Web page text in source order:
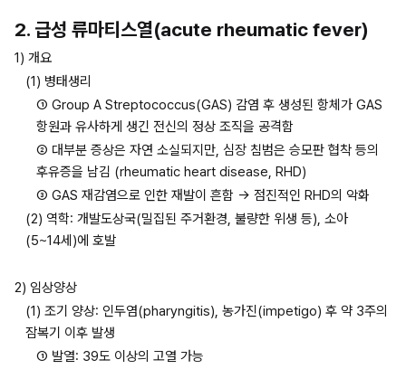
2. 급성 류마티스열(acute rheumatic fever)
1) 개요
(1) 병태생리
① Group A Streptococcus(GAS) 감염 후 생성된 항체가 GAS
항원과 유사하게 생긴 전신의 정상 조직을 공격함
② 대부분 증상은 자연 소실되지만, 심장 침범은 승모판 협착 등의
후유증을 남김 (rheumatic heart disease, RHD)
③ GAS 재감염으로 인한 재발이 흔함 → 점진적인 RHD의 악화
(2) 역학: 개발도상국(밀집된 주거환경, 불량한 위생 등), 소아
(5~14세)에 호발
2) 임상양상
(1) 조기 양상: 인두염(pharyngitis), 농가진(impetigo) 후 약 3주의
잠복기 이후 발생
① 발열: 39도 이상의 고열 가능